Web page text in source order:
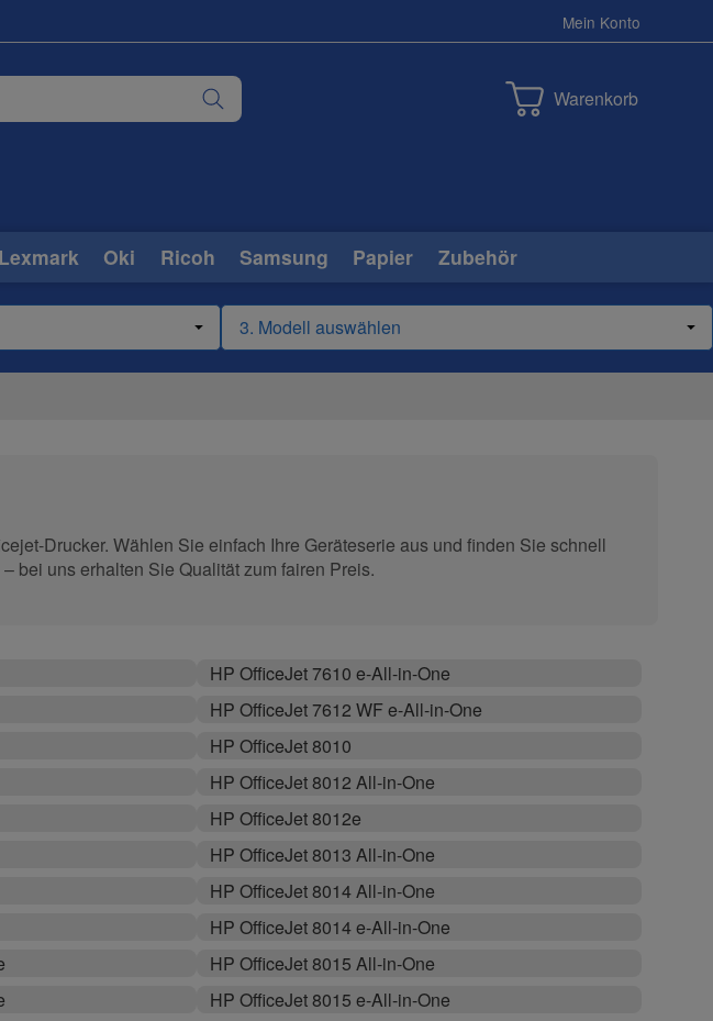
Mein Konto
Warenkorb
Lexmark Oki Ricoh Samsung Papier Zubehör
Drucker. Wählen Sie einfach Ihre Geräteserie aus und finden Sie schnell
bei uns erhalten Sie Qualität zum fairen Preis.
HP OfficeJet 7610 e-All-in-One
HP OfficeJet 7612 WF e-All-in-One
HP OfficeJet 8010
HP OfficeJet 8012 All-in-One
HP OfficeJet 8012e
HP OfficeJet 8013 All-in-One
HP OfficeJet 8014 All-in-One
HP OfficeJet 8014 e-All-in-One
HP OfficeJet 8015 All-in-One
HP OfficeJet 8015 e-All-in-One